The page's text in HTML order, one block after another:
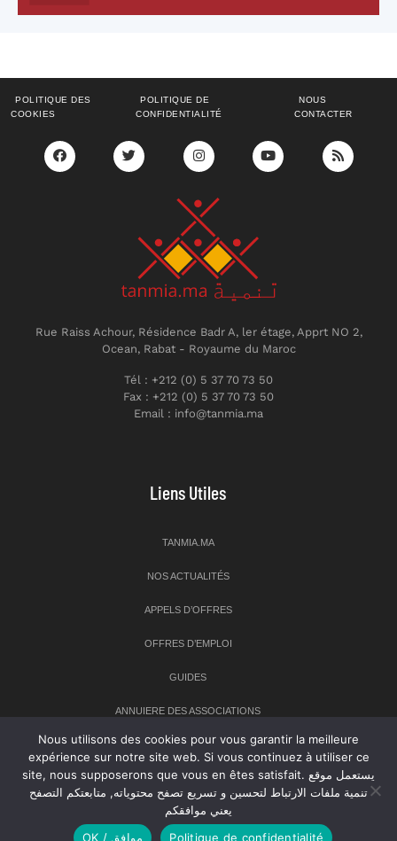
POLITIQUE DES
COOKIES
POLITIQUE DE
CONFIDENTIALITÉ
NOUS
CONTACTER
Rue Raiss Achour, Résidence Badr A, ler étage, Apprt NO 2,
Ocean, Rabat - Royaume du Maroc
Tél : +212 (0) 5 37 70 73 50
Fax : +212 (0) 5 37 70 73 50
Email : info@tanmia.ma
Liens Utiles
TANMIA.MA
NOS ACTUALITÉS
APPELS D’OFFRES
OFFRES D’EMPLOI
GUIDES
ANNUIERE DES ASSOCIATIONS
Newsletter
Inscrivez-vous à notre newsletter pour recevoir les dernières
nouvelles sur TANMIA
Nous utilisons des cookies pour vous garantir la meilleure
expérience sur notre site web. Si vous continuez à utiliser ce
site, nous supposerons que vous en êtes satisfait. يستعمل موقع
تنمية ملفات الارتباط لتحسين و تسريع تصفح محتوياته, متابعتكم التصفح
يعني موافقكم
OK / موافق
Politique de confidentialité